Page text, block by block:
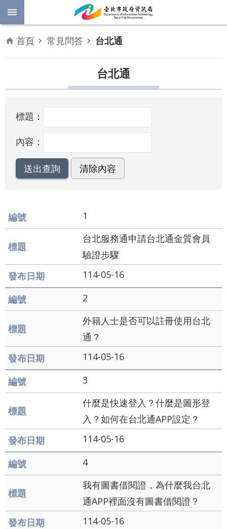
跳到主要內容區塊
進
料
公
告
業
務
資
訊
資
訊
公
開
關
於
資
訊
站
導
覽
English
陳
首頁 常見問答 台北通
台北通
標題：
內容：
1
台北服務通申請台北通金質會員
驗證步驟
114-05-16
2
外籍人士是否可以註冊使用台北
通？
114-05-16
3
什麼是快速登入？什麼是圖形登
入？如何在台北通APP設定？
114-05-16
4
我有圖書借閱證，為什麼我台北
通APP裡面沒有圖書借閱證？
114-05-16